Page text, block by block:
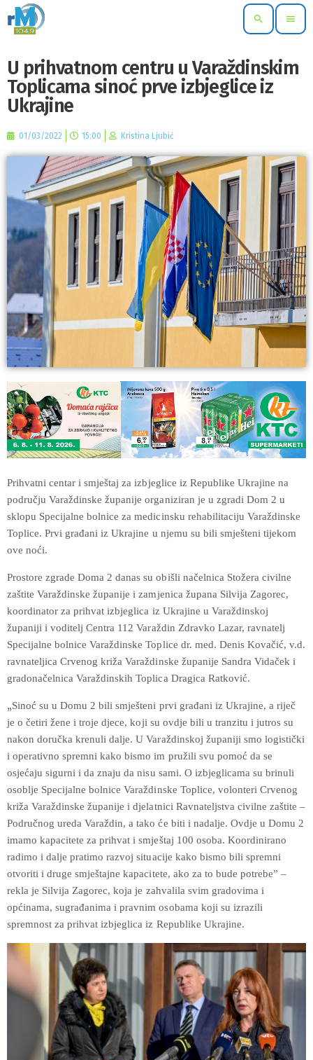
search menu
U prihvatnom centru u Varaždinskim
Toplicama sinoć prve izbjeglice iz
Ukrajine
01/03/2022 15:00 Kristina Ljubić
Prihvatni centar i smještaj za izbjeglice iz Republike Ukrajine na
području Varaždinske županije organiziran je u zgradi Dom 2 u
sklopu Specijalne bolnice za medicinsku rehabilitaciju Varaždinske
Toplice. Prvi građani iz Ukrajine u njemu su bili smješteni tijekom
ove noći.
Prostore zgrade Doma 2 danas su obišli načelnica Stožera civilne
zaštite Varaždinske županije i zamjenica župana Silvija Zagorec,
koordinator za prihvat izbjeglica iz Ukrajine u Varaždinskoj
županiji i voditelj Centra 112 Varaždin Zdravko Lazar, ravnatelj
Specijalne bolnice Varaždinske Toplice dr. med. Denis Kovačić, v.d.
ravnateljica Crvenog križa Varaždinske županije Sandra Vidaček i
gradonačelnica Varaždinskih Toplica Dragica Ratković.
„Sinoć su u Domu 2 bili smješteni prvi građani iz Ukrajine, a riječ
je o četiri žene i troje djece, koji su ovdje bili u tranzitu i jutros su
nakon doručka krenuli dalje. U Varaždinskoj županiji smo logistički
i operativno spremni kako bismo im pružili svu pomoć da se
osjećaju sigurni i da znaju da nisu sami. O izbjeglicama su brinuli
osoblje Specijalne bolnice Varaždinske Toplice, volonteri Crvenog
križa Varaždinske županije i djelatnici Ravnateljstva civilne zaštite –
Područnog ureda Varaždin, a tako će biti i nadalje. Ovdje u Domu 2
imamo kapacitete za prihvat i smještaj 100 osoba. Koordinirano
radimo i dalje pratimo razvoj situacije kako bismo bili spremni
otvoriti i druge smještajne kapacitete, ako za to bude potrebe” –
rekla je Silvija Zagorec, koja je zahvalila svim gradovima i
općinama, sugrađanima i pravnim osobama koji su izrazili
spremnost za prihvat izbjeglica iz Republike Ukrajine.